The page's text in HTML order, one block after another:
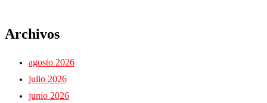
Archivos
agosto 2026
julio 2026
junio 2026